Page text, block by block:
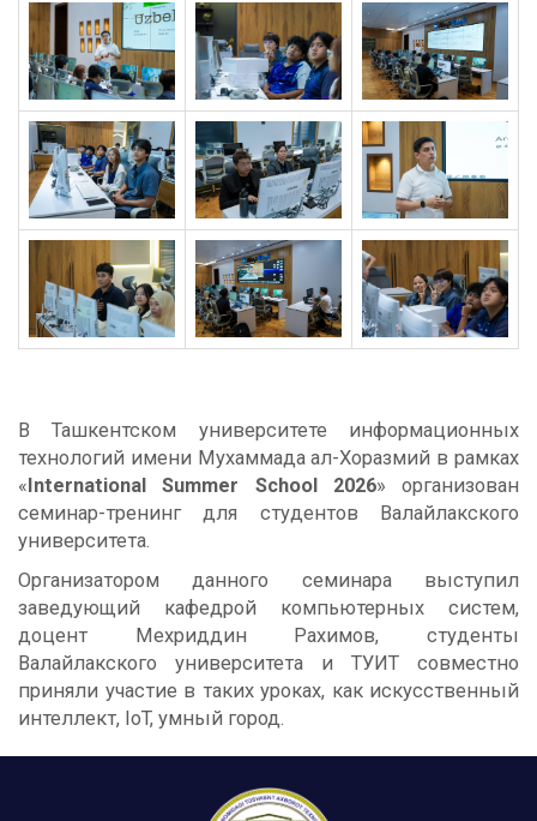
В Ташкентском университете информационных
технологий имени Мухаммада ал-Хоразмий в рамках
«International Summer School 2026» организован
семинар-тренинг для студентов Валайлакского
университета.
Организатором данного семинара выступил
заведующий кафедрой компьютерных систем,
доцент Мехриддин Рахимов, студенты
Валайлакского университета и ТУИТ совместно
приняли участие в таких уроках, как искусственный
интеллект, IoT, умный город.